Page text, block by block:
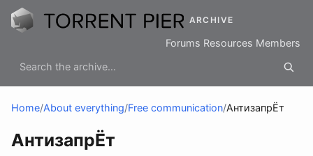
ARCHIVE
Forums Resources Members
Home/About everything/Free communication/АнтизапрЁт
АнтизапрЁт